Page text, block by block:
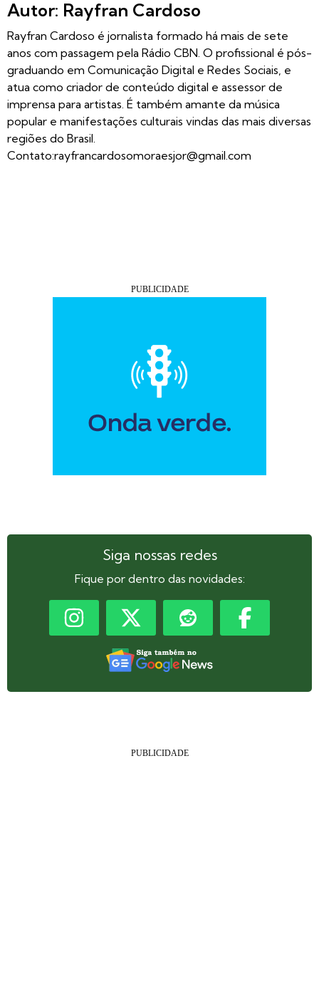
Autor: Rayfran Cardoso
Rayfran Cardoso é jornalista formado há mais de sete
anos com passagem pela Rádio CBN. O profissional é pós-
graduando em Comunicação Digital e Redes Sociais, e
atua como criador de conteúdo digital e assessor de
imprensa para artistas. É também amante da música
popular e manifestações culturais vindas das mais diversas
regiões do Brasil.
Contato:rayfrancardosomoraesjor@gmail.com
Siga nossas redes
Fique por dentro das novidades: